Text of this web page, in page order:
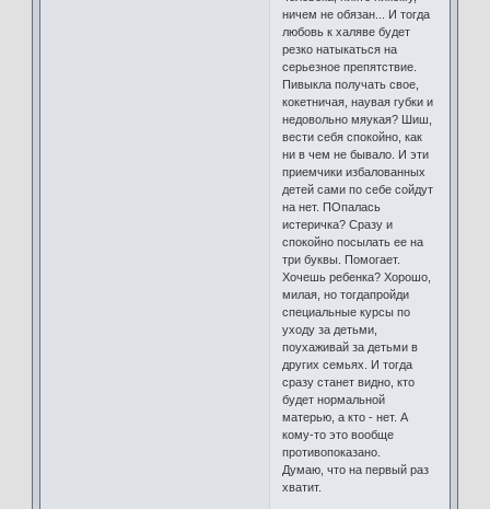
ничем не обязан... И тогда
любовь к халяве будет
резко натыкаться на
серьезное препятствие.
Пивыкла получать свое,
кокетничая, наувая губки и
недовольно мяукая? Шиш,
вести себя спокойно, как
ни в чем не бывало. И эти
приемчики избалованных
детей сами по себе сойдут
на нет. ПОпалась
истеричка? Сразу и
спокойно посылать ее на
три буквы. Помогает.
Хочешь ребенка? Хорошо,
милая, но тогдапройди
специальные курсы по
уходу за детьми,
поухаживай за детьми в
других семьях. И тогда
сразу станет видно, кто
будет нормальной
матерью, а кто - нет. А
кому-то это вообще
противопоказано.
Думаю, что на первый раз
хватит.